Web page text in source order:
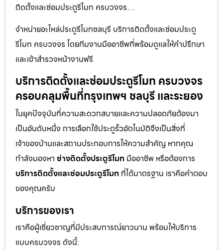
ติดตั้งและซ่อมประตูรีโมท ครบวงจร…
จำหน่ายอะไหล่ประตูรีโมทชลบุรี บริการติดตั้งและซ่อมประตู
รีโมท ครบวงจร โดยทีมงานมืออาชีพที่พร้อมดูแลให้คำปรึกษา
และเข้าสำรวจหน้างานฟรี
บริการติดตั้งและซ่อมประตูรีโมท ครบวงจร
ครอบคลุมพื้นที่กรุงเทพฯ ชลบุรี และระยอง
ในยุคปัจจุบันที่ความสะดวกสบายและความปลอดภัยต้องมา
เป็นอันดับหนึ่ง การเลือกใช้ประตูรั้วอัตโนมัติจึงเป็นสิ่งที่
เจ้าของบ้านและสถานประกอบการให้ความสำคัญ หากคุณ
กำลังมองหา ช่างติดตั้งประตูรีโมท มืออาชีพ หรือต้องการ
บริการติดตั้งและซ่อมประตูรีโมท ที่ได้มาตรฐาน เราคือคำตอบ
ของคุณครับ
บริการของเรา
เราคือผู้เชี่ยวชาญที่มีประสบการณ์ยาวนาน พร้อมให้บริการ
แบบครบวงจร ดังนี้: